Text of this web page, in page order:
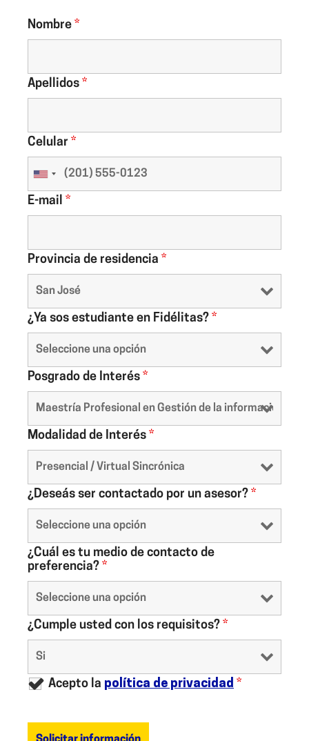
Nombre *
Apellidos *
Celular *
E-mail *
Provincia de residencia *
¿Ya sos estudiante en Fidélitas? *
Posgrado de Interés *
Modalidad de Interés *
¿Deseás ser contactado por un asesor? *
¿Cuál es tu medio de contacto de
preferencia? *
¿Cumple usted con los requisitos? *
Acepto la política de privacidad *